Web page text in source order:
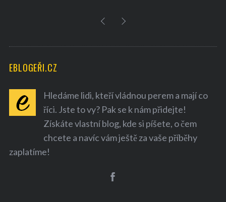
EBLOGEŘI.CZ
Hledáme lidi, kteří vládnou perem a mají co
říci. Jste to vy? Pak se k nám přidejte!
Získáte vlastní blog, kde si píšete, o čem
chcete a navíc vám ještě za vaše příběhy
zaplatíme!